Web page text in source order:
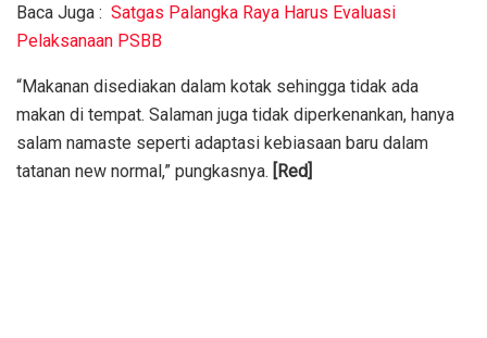
Baca Juga : Satgas Palangka Raya Harus Evaluasi
Pelaksanaan PSBB
“Makanan disediakan dalam kotak sehingga tidak ada
makan di tempat. Salaman juga tidak diperkenankan, hanya
salam namaste seperti adaptasi kebiasaan baru dalam
tatanan new normal,” pungkasnya. [Red]